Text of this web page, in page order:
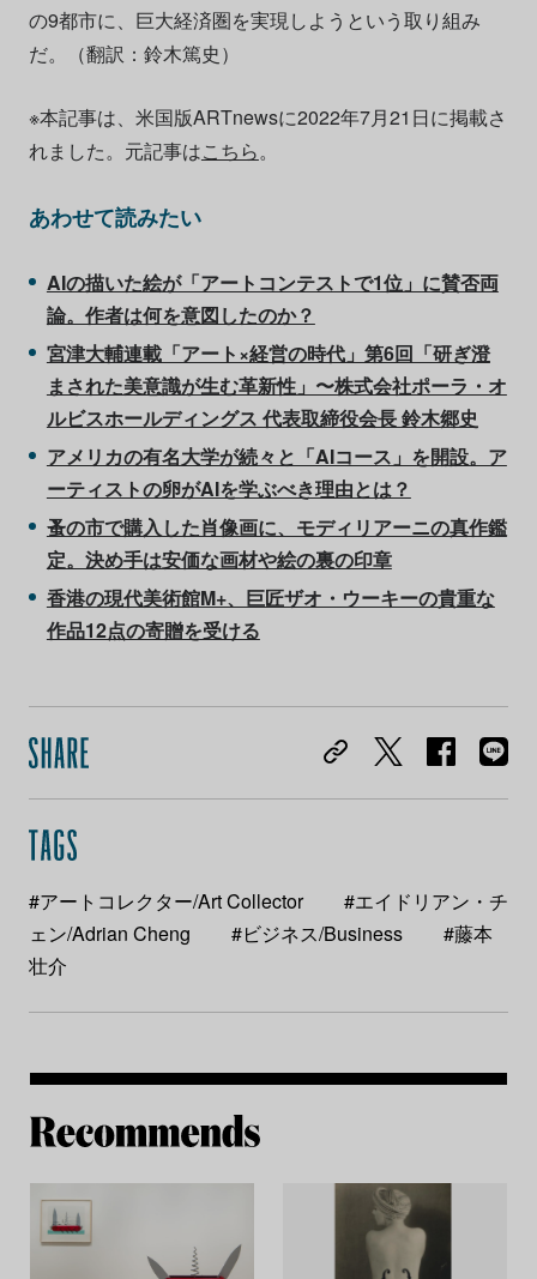
の9都市に、巨大経済圏を実現しようという取り組み
だ。（翻訳：鈴木篤史）
※本記事は、米国版ARTnewsに2022年7月21日に掲載さ
れました。元記事はこちら。
あわせて読みたい
AIの描いた絵が「アートコンテストで1位」に賛否両
論。作者は何を意図したのか？
宮津大輔連載「アート×経営の時代」第6回「研ぎ澄
まされた美意識が生む革新性」〜株式会社ポーラ・オ
ルビスホールディングス 代表取締役会長 鈴木郷史
アメリカの有名大学が続々と「AIコース」を開設。ア
ーティストの卵がAIを学ぶべき理由とは？
蚤の市で購入した肖像画に、モディリアーニの真作鑑
定。決め手は安価な画材や絵の裏の印章
香港の現代美術館M+、巨匠ザオ・ウーキーの貴重な
作品12点の寄贈を受ける
#アートコレクター/Art Collector
#エイドリアン・チ
ェン/Adrian Cheng
#ビジネス/Business
#藤本
壮介